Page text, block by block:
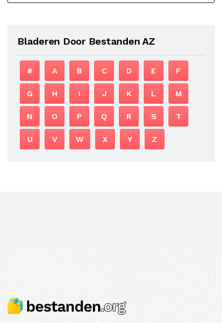
Bladeren Door Bestanden AZ
# A B C D E F
G H I J K L M
N O P Q R S T
U V W X Y Z